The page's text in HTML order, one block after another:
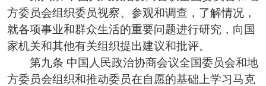
方委员会组织委员视察、参观和调查，了解情况，
就各项事业和群众生活的重要问题进行研究，向国
家机关和其他有关组织提出建议和批评。
第九条 中国人民政治协商会议全国委员会和地
方委员会组织和推动委员在自愿的基础上学习马克